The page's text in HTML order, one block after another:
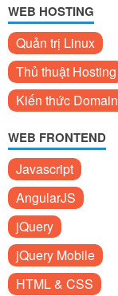
WEB HOSTING
Quản trị Linux
Thủ thuật Hosting
Kiến thức Domain
WEB FRONTEND
Javascript
AngularJS
jQuery
jQuery Mobile
HTML & CSS